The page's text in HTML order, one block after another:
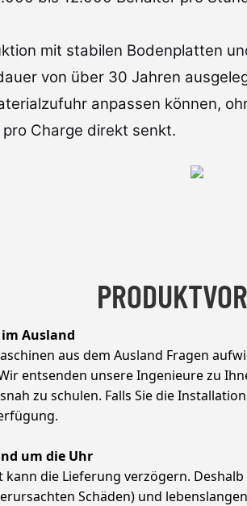
mit stabilen Bodenplatten
von über 30 Jahren
anpassen können,
Charge direkt senkt.
Ausland
aus dem Ausland Fragen
entsenden unsere Ingenieure zu
zu schulen. Falls Sie die
um die Uhr
die Lieferung verzögern.
Schäden) und